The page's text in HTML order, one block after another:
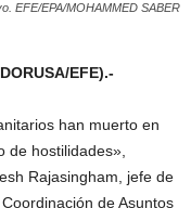
EFE/EPA/MOHAMMED SABER
EFE).-
han muerto en
de hostilidades»,
Rajasingham, jefe de
de Asuntos